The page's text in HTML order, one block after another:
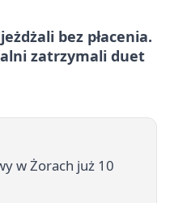
bez płacenia.
zatrzymali duet
w Żorach już 10